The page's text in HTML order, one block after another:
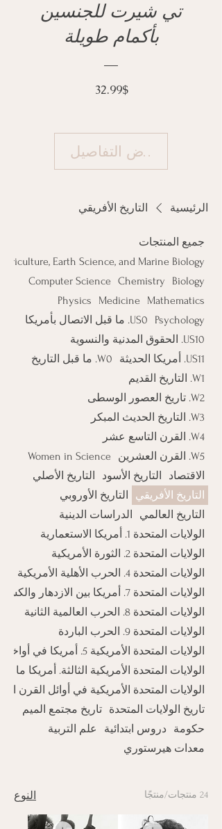
تي شيرت للجنسين
بأكمام طويلة
32.99$السعر
عرض التفاصيل
الرئيسية التاريخ الأفريقي
جميع المنتجات
Agriculture, Earth Science, and Marine Biology
Biology
Chemistry
Computer Science
Mathematics
Medicine
Physics
Psychology
US0. ما قبل الاتصال بأمريكا
US10. الحقوق المدنية والنسوية
US11. أمريكا الحديثة
W0. ما قبل التاريخ
W1. التاريخ القديم
W2. تاريخ العصور الوسطى
W3. التاريخ الحديث المبكر
W4. القرن التاسع عشر
W5. القرن العشرين
Women in Science
الاقتصاد
التاريخ الأسود
التاريخ الأصلي
التاريخ الأفريقي
التاريخ الأوروبي
التاريخ العالمي
الدراسات الدينية
الولايات المتحدة 1. أمريكا الاستعمارية
الولايات المتحدة 2. الثورة الأمريكية
الولايات المتحدة 4. الحرب الأهلية الأمريكية
الولايات المتحدة 7. أمريكا بين الازدهار والكساد
الولايات المتحدة 8. الحرب العالمية الثانية
الولايات المتحدة 9. الحرب الباردة
الولايات المتحدة الأمريكية 5. أمريكا في أواخر القرن التاسع عشر
الولايات المتحدة الأمريكية الثالثة. أمريكا ما
الولايات المتحدة الأمريكية في أوائل القرن
تاريخ الولايات المتحدة
تاريخ مجتمع الميم
حكومة
دروس ابتدائية
علم التربية
معدات هيرستوري
24 منتجات/منتجًا النوع